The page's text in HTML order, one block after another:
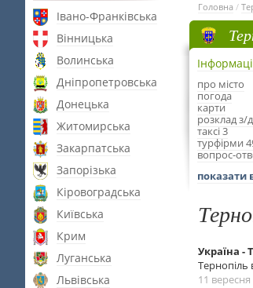
Івано-Франківська
Вінницька
Волинська
Дніпропетровська
Донецька
Житомирська
Закарпатська
Запорізька
Кіровоградська
Київська
Крим
Луганська
Львівська
Головна /
про місто
погода
карти
розклад з/д
таксі 3
турфірми
вопрос-
показати
Україна -
Тернопіль
11